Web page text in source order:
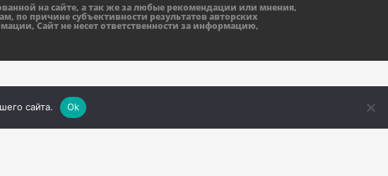
на сайте, а так же за любые рекомендации или мнения,
по причине субъективности результатов авторских
Сайт не несет ответственности за информацию,
сайта. Ok